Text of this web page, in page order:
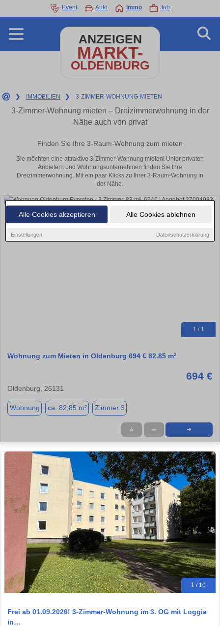
Alle Cookies akzeptieren Alle Cookies ablehnen
Einstellungen Datenschutzerklärung
Event Auto Immo Job
ANZEIGEN
MARKT-
OLDENBURG
❯ IMMOBILIEN ❯ 3-ZIMMER-WOHNUNG-MIETEN
3-Zimmer-Wohnung mieten – Dreizimmerwohnung in der
Nähe auch von privat
Finden Sie Ihre 3-Raum-Wohnung zum mieten
Sie möchten eine attraktive 3-Zimmer-Wohnung mieten! Unter privaten
Anbietern und Wohnungsunternehmen finden Sie Ihre
Dreizimmerwohnung. Mit ein paar Klicks zu Ihrer 3-Raum-Wohnung in
der Nähe.
1 / 1
Wohnung zum Mieten in Oldenburg 694 € 82.85 m²
694 €
Oldenburg, 26131
Wohnung ca. 82,85 m² Zimmer 3
★ ➦ ➜
1 / 10
Frei ab 01.09.2026! 3-Zimmer-Wohnung im 3. OG mit Loggia
in…